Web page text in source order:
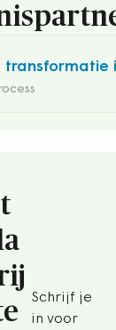
transformatie
Schrijf je
in voor